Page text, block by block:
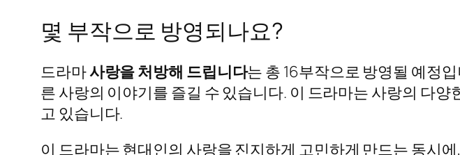
몇 부작으로 방영되나요?
드라마사랑을 처방해 드립니다는 총 16부작으로 방영될 예정
른 사랑의 이야기를 즐길 수 있습니다. 이 드라마는 사랑의 다
고 있습니다.
이 드라마는 현대인의 사랑을 진지하게 고민하게 만드는 동시